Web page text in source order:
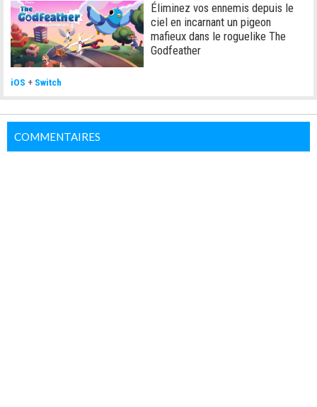
Éliminez vos ennemis depuis le
ciel en incarnant un pigeon
mafieux dans le roguelike The
Godfeather
iOS + Switch
COMMENTAIRES